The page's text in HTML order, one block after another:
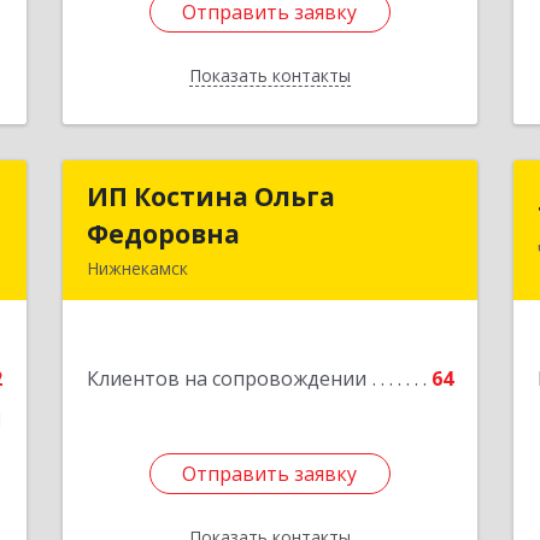
Отправить заявку
Показать контакты
Отправить заявку
Назад
ИП Костина Ольга
Федоровна
Нижнекамск
Клиентов на сопровождении 64
Отправить заявку
ИП Костина Ольга
Отправить заявку